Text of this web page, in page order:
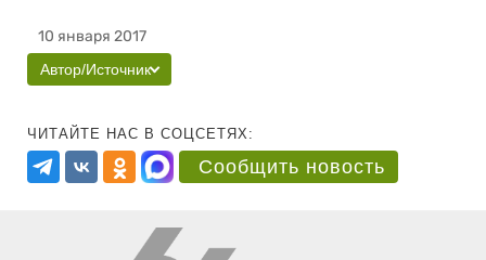
10 января 2017
Автор/Источник
ЧИТАЙТЕ НАС В СОЦСЕТЯХ:
Сообщить новость